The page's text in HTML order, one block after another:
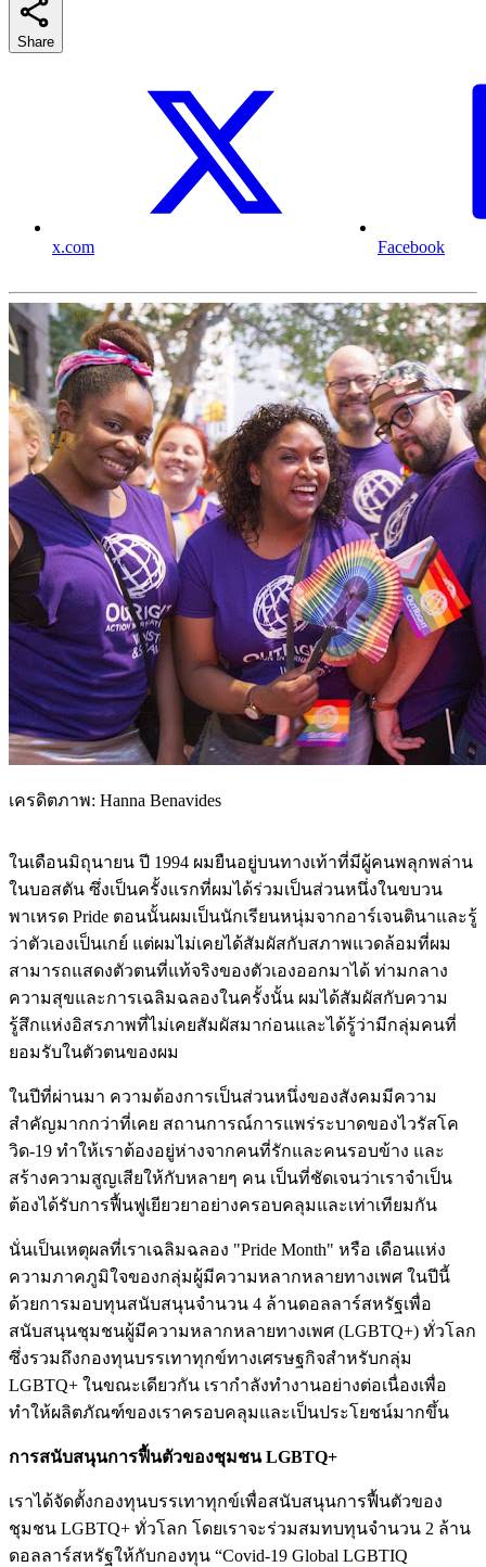
Share
x.com Facebook
เครดิตภาพ: Hanna Benavides
ในเดือนมิถุนายน ปี 1994 ผมยืนอยู่บนทางเท้าที่มีผู้คนพลุกพล่าน
ในบอสตัน ซึ่งเป็นครั้งแรกที่ผมได้ร่วมเป็นส่วนหนึ่งในขบวน
พาเหรด Pride ตอนนั้นผมเป็นนักเรียนหนุ่มจากอาร์เจนตินาและรู้
ว่าตัวเองเป็นเกย์ แต่ผมไม่เคยได้สัมผัสกับสภาพแวดล้อมที่ผม
สามารถแสดงตัวตนที่แท้จริงของตัวเองออกมาได้ ท่ามกลาง
ความสุขและการเฉลิมฉลองในครั้งนั้น ผมได้สัมผัสกับความ
รู้สึกแห่งอิสรภาพที่ไม่เคยสัมผัสมาก่อนและได้รู้ว่ามีกลุ่มคนที่
ยอมรับในตัวตนของผม
ในปีที่ผ่านมา ความต้องการเป็นส่วนหนึ่งของสังคมมีความ
สำคัญมากกว่าที่เคย สถานการณ์การแพร่ระบาดของไวรัสโค
วิด-19 ทำให้เราต้องอยู่ห่างจากคนที่รักและคนรอบข้าง และ
สร้างความสูญเสียให้กับหลายๆ คน เป็นที่ชัดเจนว่าเราจำเป็น
ต้องได้รับการฟื้นฟูเยียวยาอย่างครอบคลุมและเท่าเทียมกัน
นั่นเป็นเหตุผลที่เราเฉลิมฉลอง "Pride Month" หรือ เดือนแห่ง
ความภาคภูมิใจของกลุ่มผู้มีความหลากหลายทางเพศ ในปีนี้
ด้วยการมอบทุนสนับสนุนจำนวน 4 ล้านดอลลาร์สหรัฐเพื่อ
สนับสนุนชุมชนผู้มีความหลากหลายทางเพศ (LGBTQ+) ทั่วโลก
ซึ่งรวมถึงกองทุนบรรเทาทุกข์ทางเศรษฐกิจสำหรับกลุ่ม
LGBTQ+ ในขณะเดียวกัน เรากำลังทำงานอย่างต่อเนื่องเพื่อ
ทำให้ผลิตภัณฑ์ของเราครอบคลุมและเป็นประโยชน์มากขึ้น
การสนับสนุนการฟื้นตัวของชุมชน LGBTQ+
เราได้จัดตั้งกองทุนบรรเทาทุกข์เพื่อสนับสนุนการฟื้นตัวของ
ชุมชน LGBTQ+ ทั่วโลก โดยเราจะร่วมสมทบทุนจำนวน 2 ล้าน
ดอลลาร์สหรัฐให้กับกองทุน “Covid-19 Global LGBTIQ